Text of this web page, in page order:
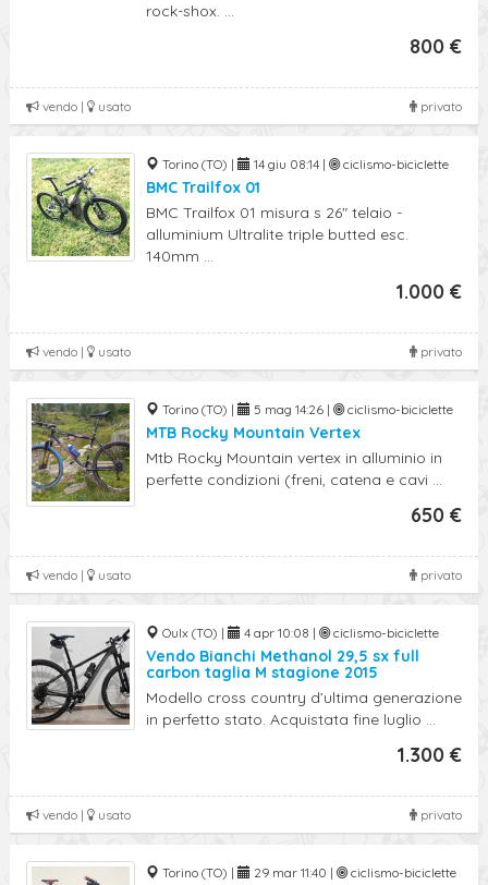
rock-shox. ...
800 €
privato
vendo | usato
Torino (TO) | 14 giu 08:14 | ciclismo-biciclette
BMC Trailfox 01
BMC Trailfox 01 misura s 26" telaio -
alluminium Ultralite triple butted esc.
140mm ...
1.000 €
privato
vendo | usato
Torino (TO) | 5 mag 14:26 | ciclismo-biciclette
MTB Rocky Mountain Vertex
Mtb Rocky Mountain vertex in alluminio in
perfette condizioni (freni, catena e cavi ...
650 €
privato
vendo | usato
Oulx (TO) | 4 apr 10:08 | ciclismo-biciclette
Vendo Bianchi Methanol 29,5 sx full
carbon taglia M stagione 2015
Modello cross country d’ultima generazione
in perfetto stato. Acquistata fine luglio ...
1.300 €
privato
vendo | usato
Torino (TO) | 29 mar 11:40 | ciclismo-biciclette